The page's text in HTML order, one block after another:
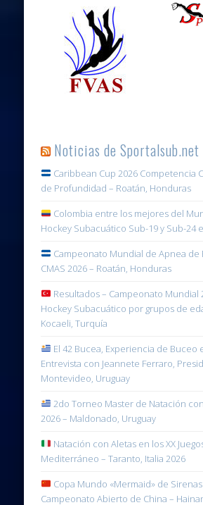
Noticias de Sportalsub.net
Caribbean Cup 2026 Competencia
de Profundidad – Roatán, Honduras
Colombia entre los mejores del
Hockey Subacuático Sub-19 y Sub-24
Campeonato Mundial de Apnea
CMAS 2026 – Roatán, Honduras
Resultados – Campeonato Mundial
Hockey Subacuático por grupos de
Kocaeli, Turquía
El 42 Bucea, Experiencia de Buceo
Entrevista con Jeannete Ferraro,
Montevideo, Uruguay
2do Torneo Master de Natación
2026 – Maldonado, Uruguay
Natación con Aletas en los XX
Mediterráneo – Taranto, Italia 2026
Copa Mundo «Mermaid» de Sirenas
Campeonato Abierto de China –